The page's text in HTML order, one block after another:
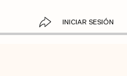
INICIAR SESIÓN